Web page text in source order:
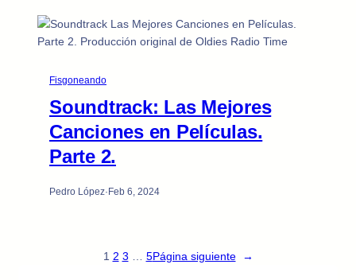
Fisgoneando
Soundtrack: Las Mejores
Canciones en Películas.
Parte 2.
Pedro López·Feb 6, 2024
1 2 3 5Página siguiente →